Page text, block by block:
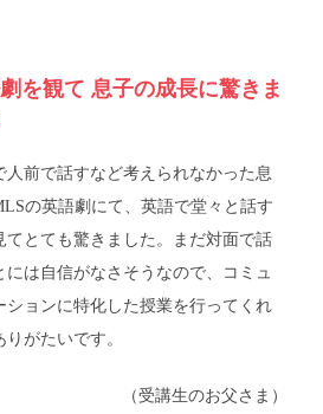
を観て 息子の成長に驚きま
人前で話すなど考えられなかった息
の英語劇にて、英語で堂々と話す
てとても驚きました。まだ対面で話
には自信がなさそうなので、コミュ
ションに特化した授業を行ってくれ
りがたいです。
（受講生のお父さま）